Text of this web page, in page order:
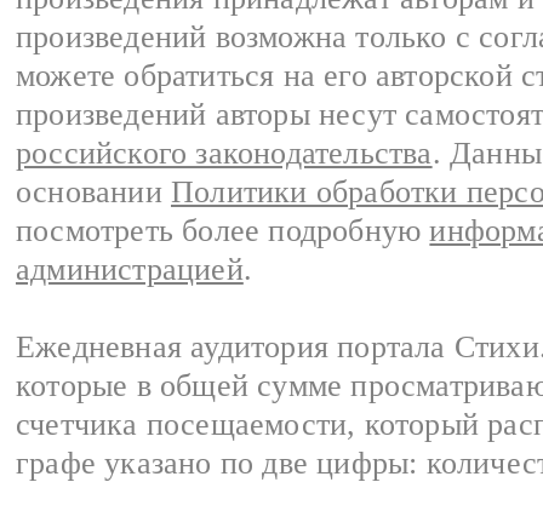
произведений возможна только с
можете обратиться на его авторской
произведений авторы несут
российского законодательства.
основании Политики обработки
посмотреть более подробную
администрацией.
Ежедневная аудитория портала
которые в общей сумме
счетчика посещаемости, который
графе указано по две цифры: